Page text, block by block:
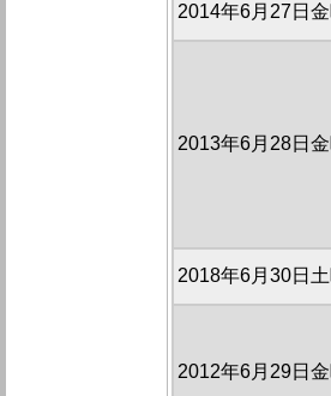
2014年6月27日金
2013年6月28日金
2018年6月30日土
2012年6月29日金